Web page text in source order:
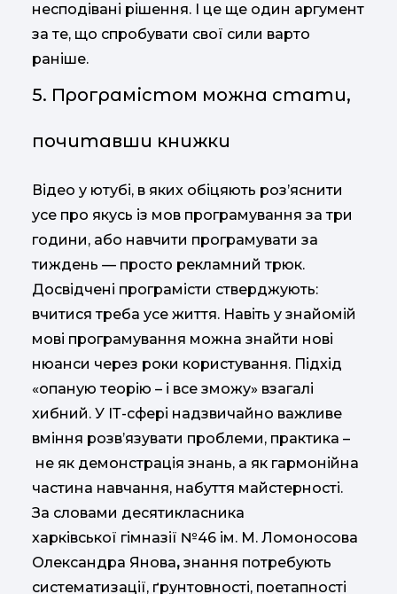
несподівані рішення. І це ще один аргумент
за те, що спробувати свої сили варто
раніше.
5. Програмістом можна стати,
почитавши книжки
Відео у ютубі, в яких обіцяють роз’яснити
усе про якусь із мов програмування за три
години, або навчити програмувати за
тиждень — просто рекламний трюк.
Досвідчені програмісти стверджують:
вчитися треба усе життя. Навіть у знайомій
мові програмування можна знайти нові
нюанси через роки користування. Підхід
«опаную теорію – і все зможу» взагалі
хибний. У ІТ-сфері надзвичайно важливе
вміння розв’язувати проблеми, практика –
не як демонстрація знань, а як гармонійна
частина навчання, набуття майстерності.
За словами десятикласника
харківської гімназії №46 ім. М. Ломоносова
Олександра Янова, знання потребують
систематизації, ґрунтовності, поетапності